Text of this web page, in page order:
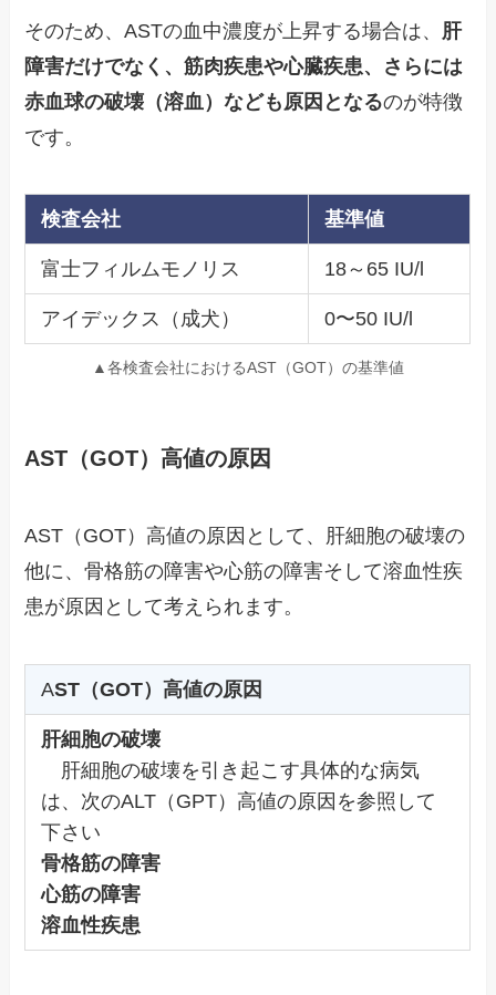
そのため、ASTの血中濃度が上昇する場合は、 肝
障害だけでなく、筋肉疾患や心臓疾患、さらには
赤血球の破壊（溶血）なども原因となるのが特徴
です。
検査会社 基準値
富士フィルムモノリス 18～65 IU/l
アイデックス（成犬） 0〜50 IU/l
▲各検査会社におけるAST（GOT）の基準値
AST（GOT）高値の原因
AST（GOT）高値の原因として、肝細胞の破壊の
他に、骨格筋の障害や心筋の障害そして溶血性疾
患が原因として考えられます。
AST（GOT）高値の原因
肝細胞の破壊
肝細胞の破壊を引き起こす具体的な病気
は、次のALT（GPT）高値の原因を参照して
下さい
骨格筋の障害
心筋の障害
溶血性疾患